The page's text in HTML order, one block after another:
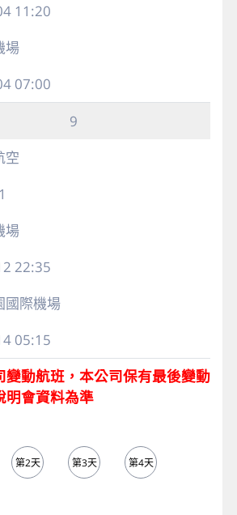
11:20
場
07:00
9
空
場
22:35
國際機場
05:15
動航班，本公司保有最後變動
明會資料為準
第2天 第3天 第4天